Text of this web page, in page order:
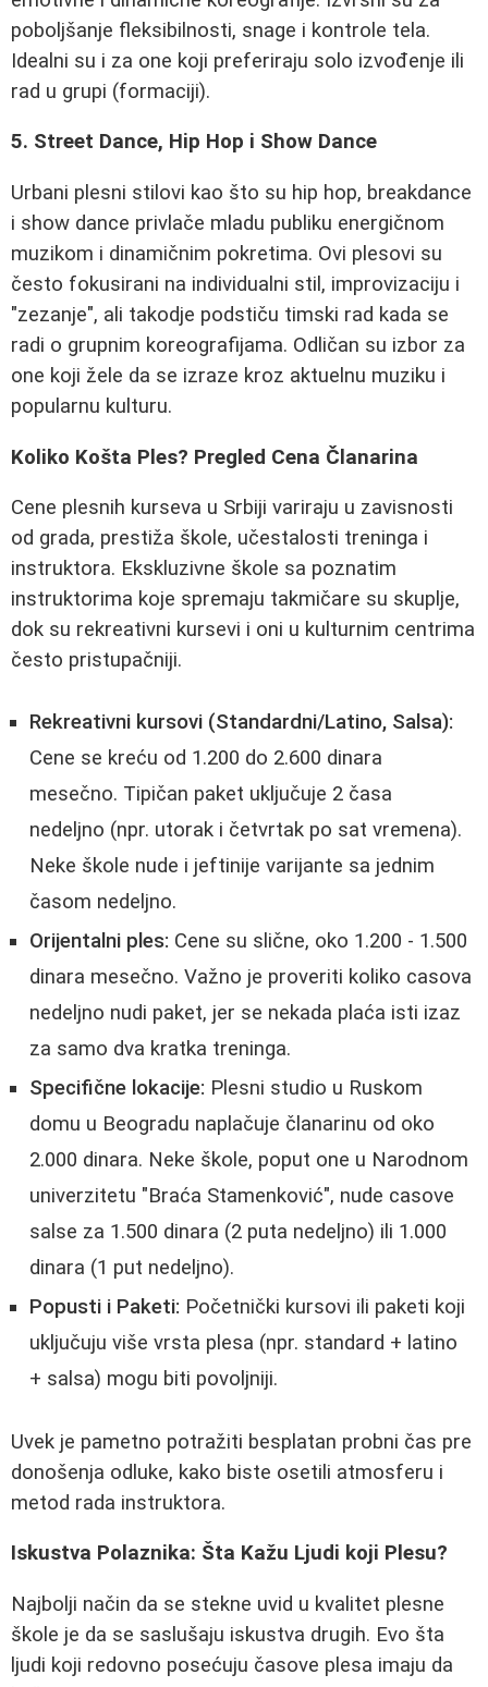
poboljšanje fleksibilnosti, snage i kontrole tela.
Idealni su i za one koji preferiraju solo izvođenje ili
rad u grupi (formaciji).
5. Street Dance, Hip Hop i Show Dance
Urbani plesni stilovi kao što su hip hop, breakdance
i show dance privlače mladu publiku energičnom
muzikom i dinamičnim pokretima. Ovi plesovi su
često fokusirani na individualni stil, improvizaciju i
"zezanje", ali takodje podstiču timski rad kada se
radi o grupnim koreografijama. Odličan su izbor za
one koji žele da se izraze kroz aktuelnu muziku i
popularnu kulturu.
Koliko Košta Ples? Pregled Cena Članarina
Cene plesnih kurseva u Srbiji variraju u zavisnosti
od grada, prestiža škole, učestalosti treninga i
instruktora. Ekskluzivne škole sa poznatim
instruktorima koje spremaju takmičare su skuplje,
dok su rekreativni kursevi i oni u kulturnim centrima
često pristupačniji.
Rekreativni kursovi (Standardni/Latino, Salsa):
Cene se kreću od 1.200 do 2.600 dinara
mesečno. Tipičan paket uključuje 2 časa
nedeljno (npr. utorak i četvrtak po sat vremena).
Neke škole nude i jeftinije varijante sa jednim
časom nedeljno.
Orijentalni ples: Cene su slične, oko 1.200 - 1.500
dinara mesečno. Važno je proveriti koliko casova
nedeljno nudi paket, jer se nekada plaća isti izaz
za samo dva kratka treninga.
Specifične lokacije: Plesni studio u Ruskom
domu u Beogradu naplačuje članarinu od oko
2.000 dinara. Neke škole, poput one u Narodnom
univerzitetu "Braća Stamenković", nude casove
salse za 1.500 dinara (2 puta nedeljno) ili 1.000
dinara (1 put nedeljno).
Popusti i Paketi: Početnički kursovi ili paketi koji
uključuju više vrsta plesa (npr. standard + latino
+ salsa) mogu biti povoljniji.
Uvek je pametno potražiti besplatan probni čas pre
donošenja odluke, kako biste osetili atmosferu i
metod rada instruktora.
Iskustva Polaznika: Šta Kažu Ljudi koji Plesu?
Najbolji način da se stekne uvid u kvalitet plesne
škole je da se saslušaju iskustva drugih. Evo šta
ljudi koji redovno posećuju časove plesa imaju da